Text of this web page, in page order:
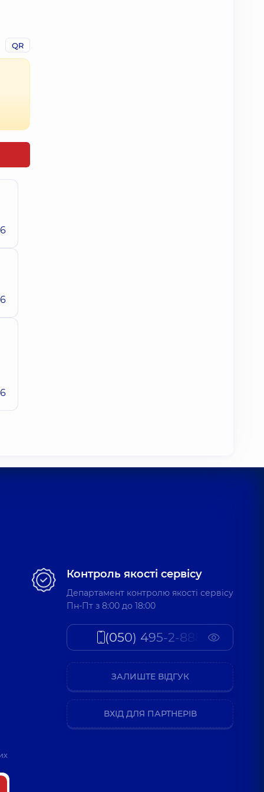
QR
Контроль якості сервісу
Департамент контролю якості сервісу
Пн-Пт з 8:00 до 18:00
(050) 495-2-888
ЗАЛИШТЕ ВІДГУК
ВХІД ДЛЯ ПАРТНЕРІВ